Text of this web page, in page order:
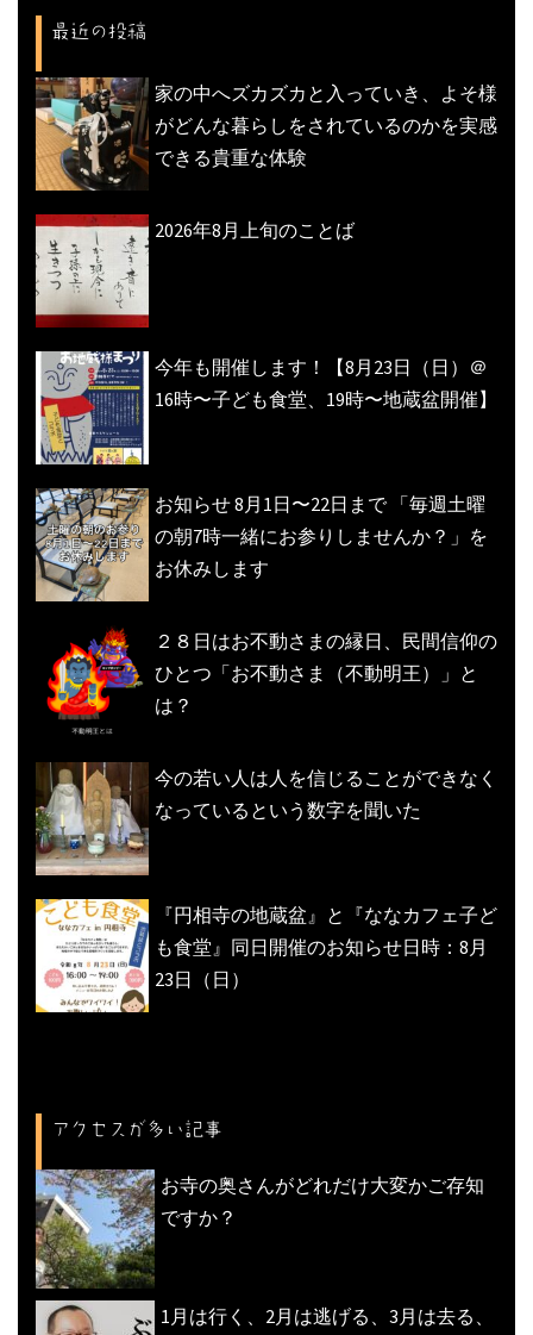
ョ
最近の投稿
家の中へズカズカと入っていき、よそ様
がどんな暮らしをされているのかを実感
できる貴重な体験
2026年8月上旬のことば
今年も開催します！【8月23日（日）＠
16時〜子ども食堂、19時〜地蔵盆開催】
お知らせ 8月1日〜22日まで 「毎週土曜
の朝7時一緒にお参りしませんか？」を
お休みします
２８日はお不動さまの縁日、民間信仰の
ひとつ「お不動さま（不動明王）」と
は？
今の若い人は人を信じることができなく
なっているという数字を聞いた
『円相寺の地蔵盆』と『ななカフェ子ど
も食堂』同日開催のお知らせ日時：8月
23日（日）
アクセスが多い記事
お寺の奥さんがどれだけ大変かご存知
ですか？
1月は行く、2月は逃げる、3月は去る、